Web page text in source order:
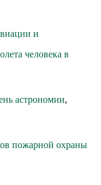
и
человека в
астрономии,
пожарной охраны